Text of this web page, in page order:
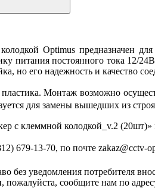
Optimus предназначен
питания постоянного тока 12/
но его надежность и качество
пластика. Монтаж возможно
для замены вышедших из
с клеммной колодкой_v.2
679-13-70, по почте zakaz@cctv-
без уведомления потребителя
сообщите нам по